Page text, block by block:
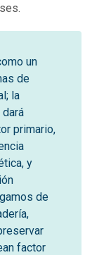
un
de
la
primario,
y
de
factor